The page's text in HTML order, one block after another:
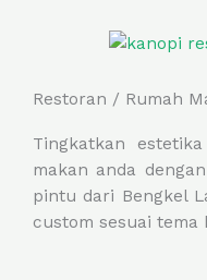
Restoran / Rumah
Tingkatkan
makan anda
pintu dari Bengkel
custom sesuai tema